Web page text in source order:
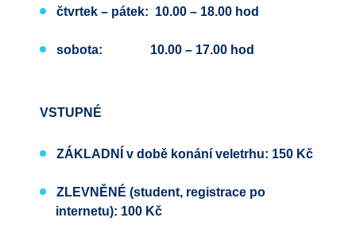
čtvrtek – pátek: 10.00 – 18.00 hod
sobota: 10.00 – 17.00 hod
VSTUPNÉ
ZÁKLADNÍ v době konání veletrhu: 150 Kč
ZLEVNĚNÉ (student, registrace po
internetu): 100 Kč